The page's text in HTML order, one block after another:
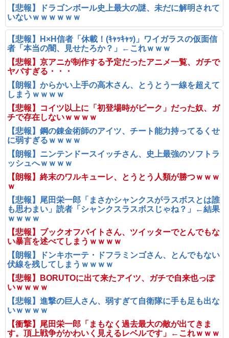
【悲報】ドラゴンボール史上最大の謎、未だに解明されて
いないｗｗｗｗｗｗ
【悲報】H×H信者「休載！(ｷｬｯｷｬｯ)」ワイガラスの仮面信
者「本当の闇、見せたろか？」←これｗｗｗ
【悲報】京アニが制作する予定だったアニメ一覧、ガチで
ヤバすぎる・・・
【朗報】からかい上手の高木さん、とうとう一線を超えて
しまうｗｗｗｗ
【悲報】コイツ以上に「初登場時がピーク」だった奴、ガ
チで存在しないｗｗｗｗ
【悲報】鋼の錬金術師のアイツ、チート能力持ってるくせ
に弱すぎるｗｗｗｗ
【朗報】ニンテンドースイッチさん、史上最強のソフトラ
ッシュへｗｗｗｗ
【朗報】終末のワルキューレ、とうとう人類が勝つｗｗｗ
ｗ
【悲報】尾田栄一郎「まさかシャンクスがラスボスとは誰
も思わまい」読者「シャンクスラスボスじゃね？」←結果
ｗｗｗｗ
【悲報】ブックオフバイトさん、ツイッターでとんでもな
い暴言を述べてしまうｗｗｗｗ
【朗報】ドンキホーテ・ドフラミンゴさん、とんでもない
伏線を残してしまうｗｗｗｗ
【悲報】BORUTOに出て来たアイツ、ガチで自来也っぽ
いｗｗｗｗ
【悲報】進撃の巨人さん、弱すぎて自衛隊に手も足も出な
いｗｗｗｗ
【衝撃】尾田栄一郎「まもなく過去最大の敵が出てきま
す。頂上戦争がかわいく見えるレベルです」←これｗｗｗ